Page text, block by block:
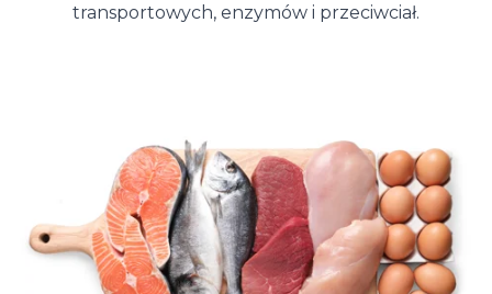
transportowych, enzymów i przeciwciał.